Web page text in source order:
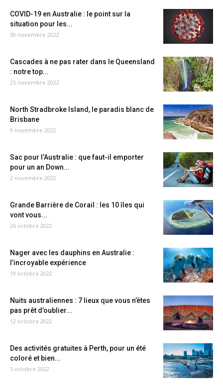
COVID-19 en Australie : le point sur la
situation pour les...
30 novembre 2022
Cascades à ne pas rater dans le Queensland
: notre top...
23 novembre 2022
North Stradbroke Island, le paradis blanc de
Brisbane
9 novembre 2022
Sac pour l’Australie : que faut-il emporter
pour un an Down...
2 novembre 2022
Grande Barrière de Corail : les 10 îles qui
vont vous...
26 octobre 2022
Nager avec les dauphins en Australie :
l’incroyable expérience
19 octobre 2022
Nuits australiennes : 7 lieux que vous n’êtes
pas prêt d’oublier...
12 octobre 2022
Des activités gratuites à Perth, pour un été
coloré et bien...
5 octobre 2022